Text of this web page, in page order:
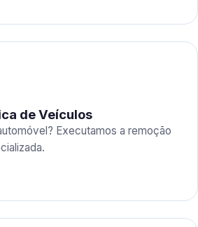
de Veículos
Executamos a remoção